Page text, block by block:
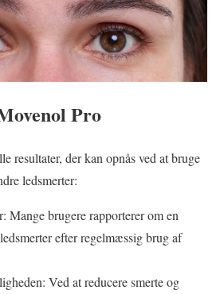
Pro
resultater, der kan opnås ved at bruge
ledsmerter:
Mange brugere rapporterer om en
efter regelmæssig brug af
Ved at reducere smerte og